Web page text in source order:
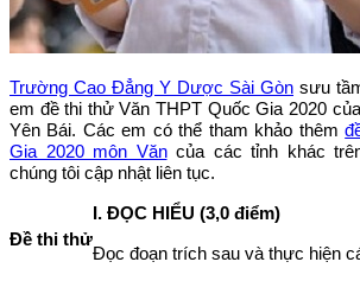
Trường Cao Đẳng Y Dược Sài Gòn sưu
em đề thi thử Văn THPT Quốc Gia 2020
Yên Bái. Các em có thể tham khảo thêm
Gia 2020 môn Văncủa các tỉnh khác
chúng tôi cập nhật liên tục.
Đề thi thử
I. ĐỌC HIỂU (3,0 điểm)
Đọc đoạn trích sau và thực hiện